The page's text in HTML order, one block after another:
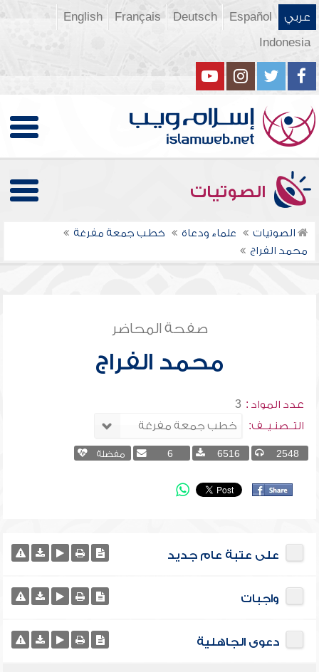
عربي Español
Deutsch
Français
English
Indonesia
الصوتيات
الصوتيات علماء ودعاة
خطب جمعة مفرغة
محمد الفراج
صفحة المحاضر
محمد الفراج
عدد المواد : 3
التــصنـيــف:
2548
6516
6 مفضلة
على عتبة عام جديد
واجبات
دعوى الجاهلية